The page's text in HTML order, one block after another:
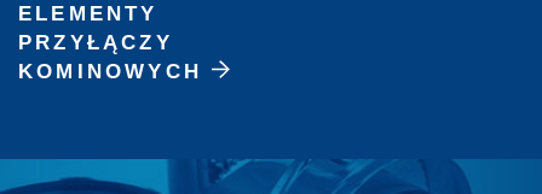
ELEMENTY
PRZYŁĄCZY
KOMINOWYCH